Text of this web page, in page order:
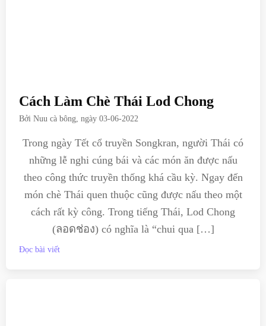
Cách Làm Chè Thái Lod Chong
BởiNuu cà bông, ngày03-06-2022
Trong ngày Tết cổ truyền Songkran, người Thái có
những lễ nghi cúng bái và các món ăn được nấu
theo công thức truyền thống khá cầu kỳ. Ngay đến
món chè Thái quen thuộc cũng được nấu theo một
cách rất kỳ công. Trong tiếng Thái, Lod Chong
(ลอดช่อง) có nghĩa là “chui qua […]
Đọc bài viết